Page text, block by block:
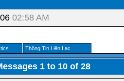
02:58 AM
Thông Tin Liên Lạc
1 to 10 of 28